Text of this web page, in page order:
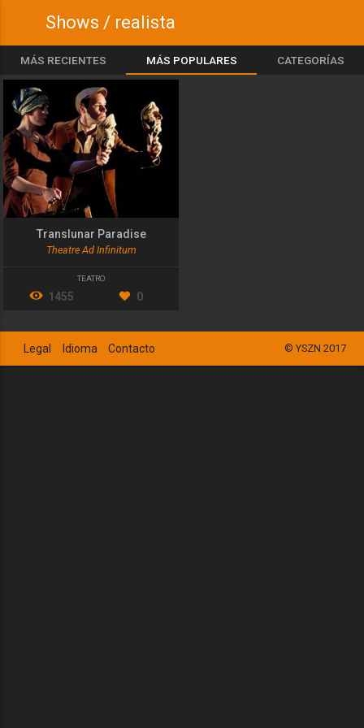
Shows / realista
MÁS RECIENTES MÁS POPULARES CATEGORÍAS
Translunar Paradise
Theatre Ad Infinitum
TEATRO
1455 0
© YSZN 2017
Legal Idioma Contacto